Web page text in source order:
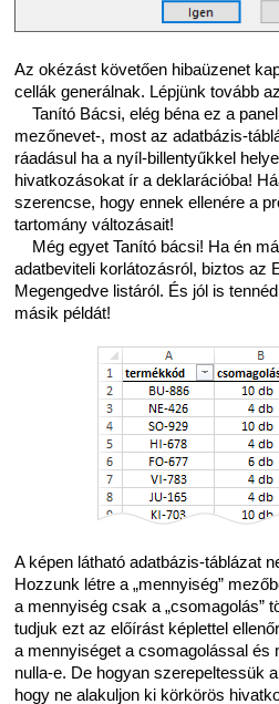
Az okézást követően hibaüzenet
cellák generálnak. Lépjünk tovább
Tanító Bácsi, elég béna ez a
mezőnevet-, most az adatbázis-
ráadásul ha a nyíl-billentyűkkel
hivatkozásokat ír a deklarációba!
szerencse, hogy ennek ellenére a
tartomány változásait!
Még egyet Tanító bácsi! Ha én
adatbeviteli korlátozásról, biztos az
Megengedve listáról. És jól is
másik példát!
A képen látható adatbázis-táblázat
Hozzunk létre a „mennyiség”
a mennyiség csak a „csomagolás”
tudjuk ezt az előírást képlettel
a mennyiséget a csomagolással és
nulla-e. De hogyan szerepeltessük
hogy ne alakuljon ki körkörös